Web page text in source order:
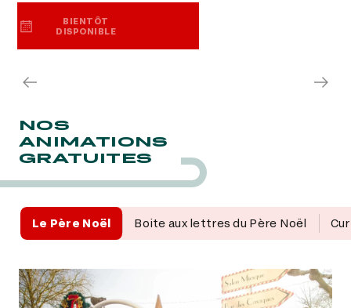
BIENTÔT
DISPONIBLE
DISPONIBLE
NOS
ANIMATIONS
GRATUITES
Le Père Noël Boite aux lettres du Père Noël